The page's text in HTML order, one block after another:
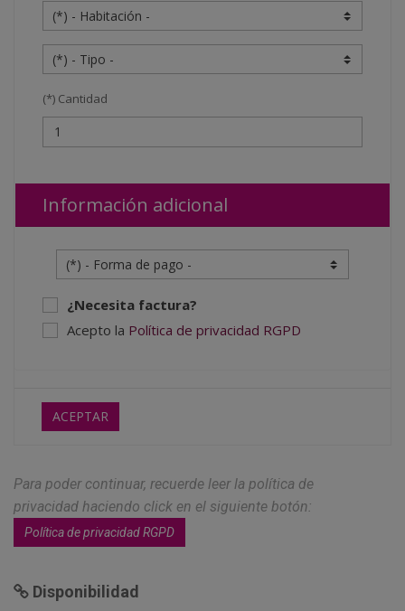
(*) Cantidad
Información adicional
¿Necesita factura?
Acepto la Política de privacidad RGPD
ACEPTAR
Para poder continuar, recuerde leer la política de
privacidad haciendo click en el siguiente botón:
Política de privacidad RGPD
Disponibilidad